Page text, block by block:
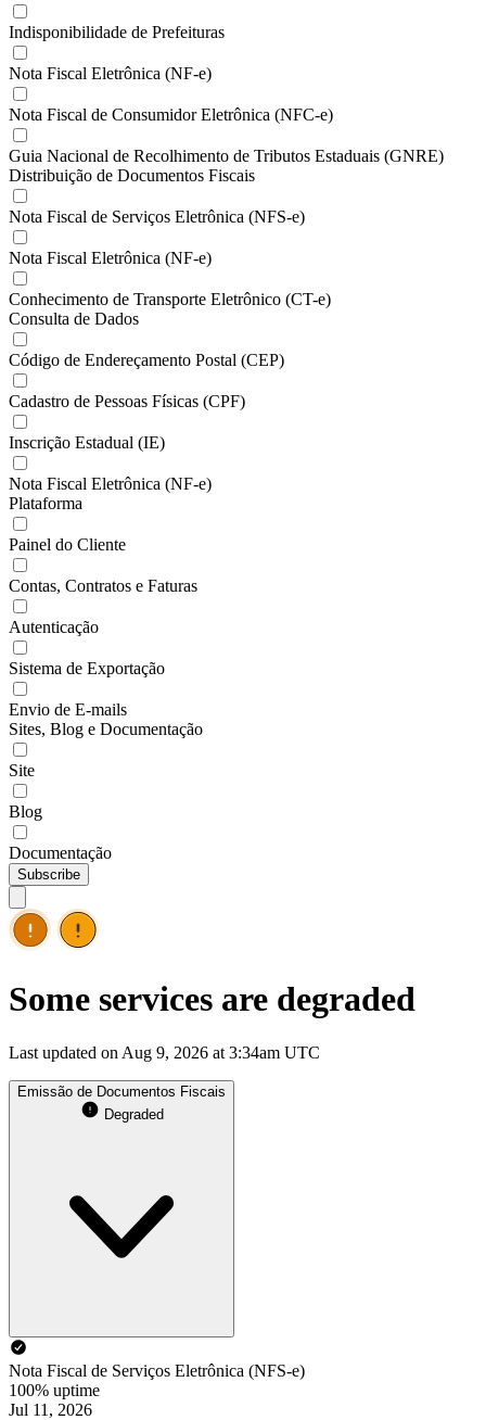
Indisponibilidade de Prefeituras
Nota Fiscal Eletrônica (NF-e)
Nota Fiscal de Consumidor Eletrônica (NFC-e)
Guia Nacional de Recolhimento de Tributos Estaduais (GNRE)
Distribuição de Documentos Fiscais
Nota Fiscal de Serviços Eletrônica (NFS-e)
Nota Fiscal Eletrônica (NF-e)
Conhecimento de Transporte Eletrônico (CT-e)
Consulta de Dados
Código de Endereçamento Postal (CEP)
Cadastro de Pessoas Físicas (CPF)
Inscrição Estadual (IE)
Nota Fiscal Eletrônica (NF-e)
Plataforma
Painel do Cliente
Contas, Contratos e Faturas
Autenticação
Sistema de Exportação
Envio de E-mails
Sites, Blog e Documentação
Site
Blog
Documentação
Subscribe
Some services are degraded
Last updated on Aug 9, 2026 at 3:34am UTC
Emissão de Documentos Fiscais
Degraded
Nota Fiscal de Serviços Eletrônica (NFS-e)
100% uptime
Jul 11, 2026